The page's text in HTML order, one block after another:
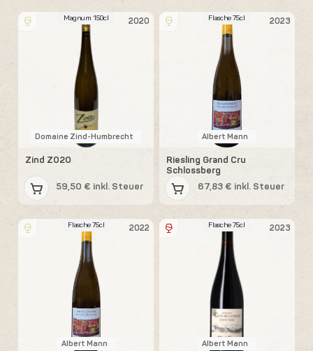
2020
Magnum 150cl
Domaine Zind-Humbrecht
Zind Z020
59,50 € inkl. Steuer
2023
Flasche 75cl
Albert Mann
Riesling Grand Cru
Schlossberg
67,83 € inkl. Steuer
2022
Flasche 75cl
Albert Mann
2023
Flasche 75cl
Albert Mann